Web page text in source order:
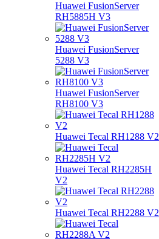
Huawei FusionServer
RH5885H V3
Huawei FusionServer
5288 V3
Huawei FusionServer
RH8100 V3
Huawei Tecal RH1288 V2
Huawei Tecal RH2285H
V2
Huawei Tecal RH2288 V2